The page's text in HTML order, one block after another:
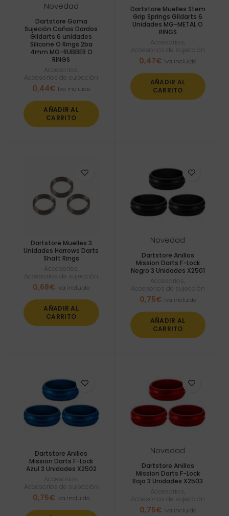
Novedad
Dartstore Goma
Sujeción Cañas Dardos
Gildarts 6 unidades
Silicone O Rings 2ba
4mm MG-RUBBER O
RINGS
Accesorios
Accesorios de sujección
0,44€ Iva incluido
AÑADIR AL
CARRITO
Dartstore Muelles Stem
Grip Springs Gildarts 6
Unidades MG-METAL O
RINGS
Accesorios
Accesorios de sujección
0,47€ Iva incluido
AÑADIR AL
CARRITO
Dartstore Muelles 3
Unidades Harrows Darts
Shaft Rings
Accesorios
Accesorios de sujección
0,68€ Iva incluido
AÑADIR AL
CARRITO
Novedad
Dartstore Anillos
Mission Darts F-Lock
Negro 3 Unidades X2501
Accesorios
Accesorios de sujección
0,75€ Iva incluido
AÑADIR AL
CARRITO
Dartstore Anillos
Mission Darts F-Lock
Azul 3 Unidades X2502
Accesorios
Accesorios de sujección
0,75€ Iva incluido
Novedad
Dartstore Anillos
Mission Darts F-Lock
Rojo 3 Unidades X2503
Accesorios
Accesorios de sujección
0,75€ Iva incluido